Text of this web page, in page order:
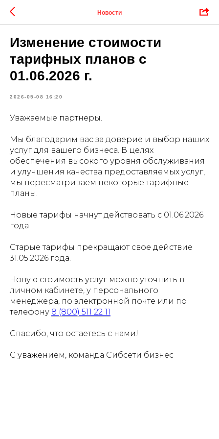
Новости
Изменение стоимости
тарифных планов с
01.06.2026 г.
2026-05-08 16:20
Уважаемые партнеры.
Мы благодарим вас за доверие и выбор наших
услуг для вашего бизнеса. В целях
обеспечения высокого уровня обслуживания
и улучшения качества предоставляемых услуг,
мы пересматриваем некоторые тарифные
планы.
Новые тарифы начнут действовать с 01.06.2026
года
Старые тарифы прекращают свое действие
31.05.2026 года.
Новую стоимость услуг можно уточнить в
личном кабинете, у персонального
менеджера, по электронной почте или по
телефону 8 (800) 511 22 11
Спасибо, что остаетесь с нами!
С уважением, команда Сибсети бизнес